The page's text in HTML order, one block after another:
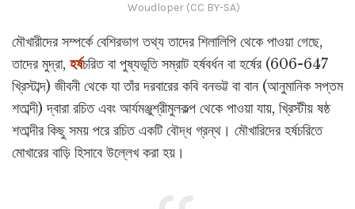
Woudloper (CC BY-SA)
মৌখারীদের সম্পর্কে বেশিরভাগ তথ্য তাদের শিলালিপি থেকে পাওয়া গেছে,
তাদের মুদ্রা, হর্ষচরিত বা পুষ্যভূতি সম্রাট হর্ষবর্ধন বা হর্ষের (606-647
খ্রিস্টাব্দ) জীবনী থেকে যা তাঁর দরবারের কবি বনভট্ট বা বান (আনুমানিক সপ্তম
শতাব্দী) দ্বারা রচিত এবং আর্যমঞ্জুশ্রীমুলকল্প থেকে পাওয়া যায়, খ্রিস্টীয় ষষ্ঠ
শতাব্দীর কিছু সময় পরে রচিত একটি বৌদ্ধ গ্রন্থ। মৌখারিদের হর্ষচরিতে
মোখারের বাড়ি হিসাবে উল্লেখ করা হয়।